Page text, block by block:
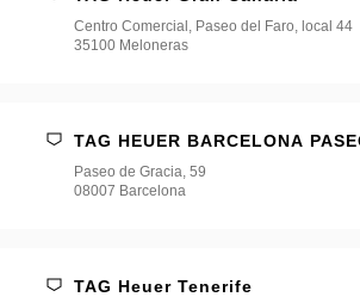
Centro Comercial, Paseo del Faro, local 44
35100 Meloneras
TAG HEUER BARCELONA
Paseo de Gracia, 59
08007 Barcelona
TAG Heuer Tenerife